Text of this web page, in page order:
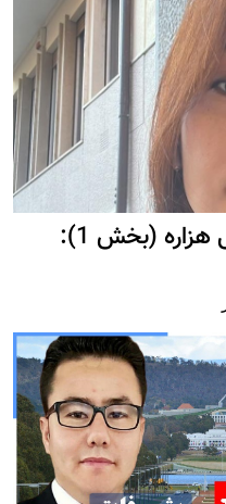
سلامت روانی فردی و جمعی هزاره (بخش 1):